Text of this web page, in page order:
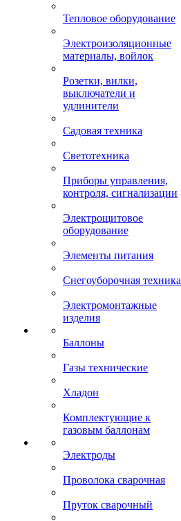
Тепловое оборудование
Электроизоляционные
материалы, войлок
Розетки, вилки,
выключатели и
удлинители
Садовая техника
Светотехника
Приборы управления,
контроля, сигнализации
Электрощитовое
оборудование
Элементы питания
Снегоуборочная техника
Электромонтажные
изделия
Баллоны
Газы технические
Хладон
Комплектующие к
газовым баллонам
Электроды
Проволока сварочная
Пруток сварочный